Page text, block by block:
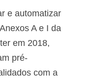
e automatizar
A e I da
em 2018,
pré-
com a